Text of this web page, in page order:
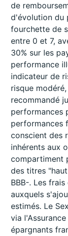
de
d'évolution du
fourchette de
entre 0 et 7,
30% sur les
performance
indicateur de
risque
recommandé
performances
performances
conscient des
inhérents aux
compartiment
des titres
BBB-. Les
auxquels
estimés. Le
via
épargnants